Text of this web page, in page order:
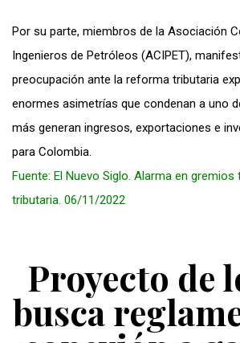
Por su parte, miembros de la Asociación
Ingenieros de Petróleos (ACIPET),
preocupación ante la reforma tributaria
enormes asimetrías que condenan a uno
más generan ingresos, exportaciones e
para Colombia.
Fuente: El Nuevo Siglo. Alarma en
tributaria. 06/11/2022
Proyecto de
busca